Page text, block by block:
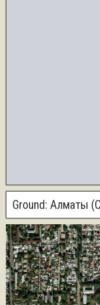
Ground: Алматы